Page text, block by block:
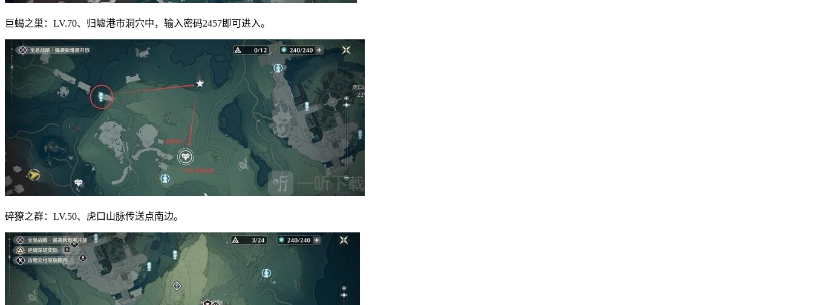
巨蝎之巢：LV.70、归墟港市洞穴中，输入密码2457即可进入。
碎獠之群：LV.50、虎口山脉传送点南边。